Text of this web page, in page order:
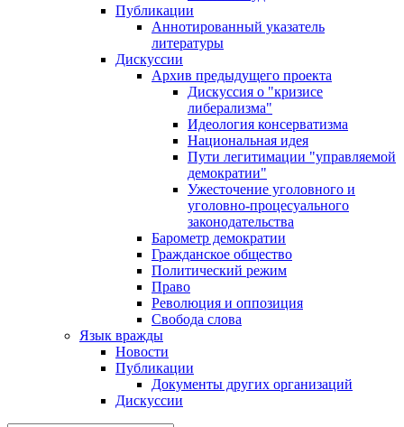
Публикации
Аннотированный указатель
литературы
Дискуссии
Архив предыдущего проекта
Дискуссия о "кризисе
либерализма"
Идеология консерватизма
Национальная идея
Пути легитимации "управляемой
демократии"
Ужесточение уголовного и
уголовно-процесуального
законодательства
Барометр демократии
Гражданское общество
Политический режим
Право
Революция и оппозиция
Свобода слова
Язык вражды
Новости
Публикации
Документы других организаций
Дискуссии